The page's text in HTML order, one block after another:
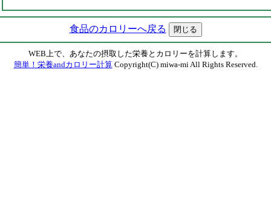
食品のカロリーへ戻る
WEB上で、あなたの摂取した栄養とカロリーを計算します。
簡単！栄養andカロリー計算Copyright(C) miwa-mi All Rights Reserved.